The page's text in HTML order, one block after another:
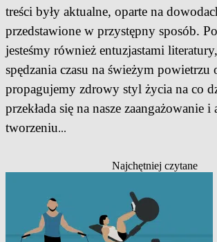
treści były aktualne, oparte na
przedstawione w przystępny sposób.
jesteśmy również entuzjastami
spędzania czasu na świeżym powietrzu
propagujemy zdrowy styl życia na co
przekłada się na nasze zaangażowanie
tworzeniu...
Najchętniej czytane